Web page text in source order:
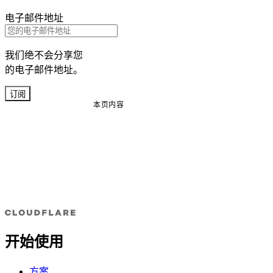
本页内容
电子邮件地址
我们绝不会分享您
的电子邮件地址。
订阅
开始使用